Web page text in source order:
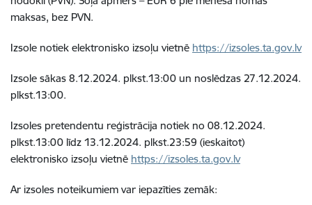
maksas, bez PVN.
Izsole notiek elektronisko izsoļu vietnē https://izsoles.ta.gov.lv
Izsole sākas 8.12.2024. plkst.13:00 un noslēdzas 27.12.2024.
plkst.13:00.
Izsoles pretendentu reģistrācija notiek no 08.12.2024.
plkst.13:00 līdz 13.12.2024. plkst.23:59 (ieskaitot)
elektronisko izsoļu vietnē https://izsoles.ta.gov.lv
Ar izsoles noteikumiem var iepazīties zemāk: